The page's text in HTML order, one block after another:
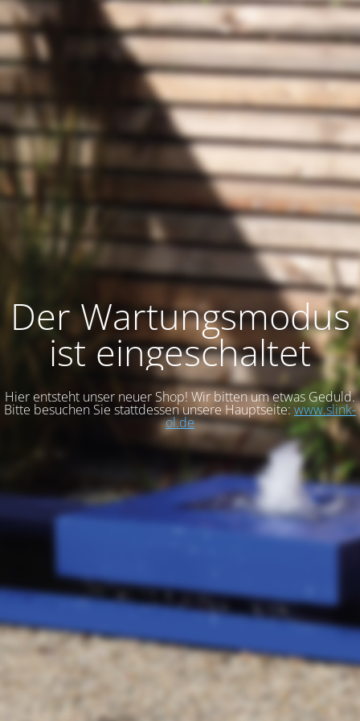
Der Wartungsmodus
ist eingeschaltet
Hier entsteht unser neuer Shop! Wir bitten um etwas Geduld.
Bitte besuchen Sie stattdessen unsere Hauptseite: www.slink-
ol.de